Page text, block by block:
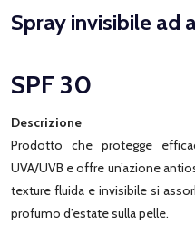
Spray invisibile ad
SPF 30
Descrizione
Prodotto che protegge
UVA/UVB e offre un’azione
texture fluida e invisibile si
profumo d’estate sulla pelle.